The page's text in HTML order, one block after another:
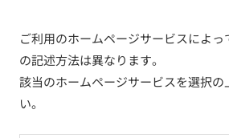
ご利用のホームページサービスによっ
の記述方法は異なります。
該当のホームページサービスを選択の
い。